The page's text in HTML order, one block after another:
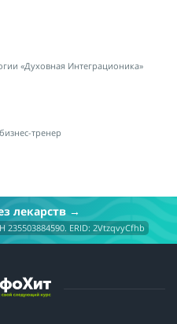
«Духовная Интеграционика»
тренер
лекарств
ERID: 2VtzqvyCfhb